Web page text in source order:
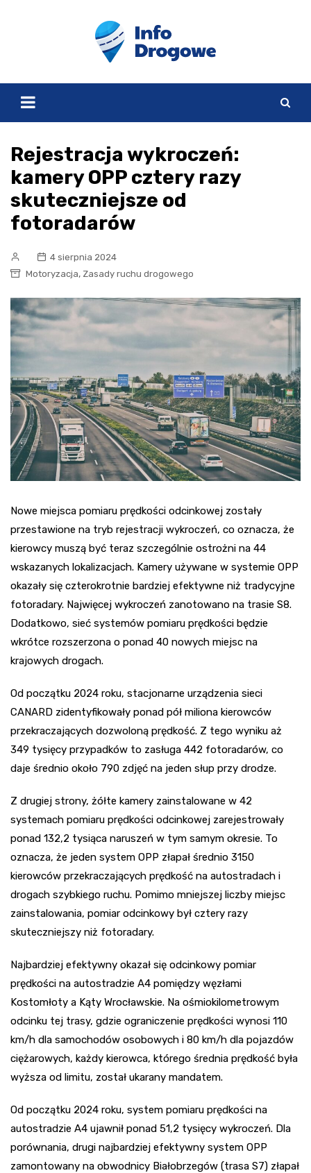
Rejestracja wykroczeń:
kamery OPP cztery razy
skuteczniejsze od
fotoradarów
4 sierpnia 2024
Motoryzacja, Zasady ruchu drogowego
Nowe miejsca pomiaru prędkości odcinkowej zostały
przestawione na tryb rejestracji wykroczeń, co oznacza, że
kierowcy muszą być teraz szczególnie ostrożni na 44
wskazanych lokalizacjach. Kamery używane w systemie OPP
okazały się czterokrotnie bardziej efektywne niż tradycyjne
fotoradary. Najwięcej wykroczeń zanotowano na trasie S8.
Dodatkowo, sieć systemów pomiaru prędkości będzie
wkrótce rozszerzona o ponad 40 nowych miejsc na
krajowych drogach.
Od początku 2024 roku, stacjonarne urządzenia sieci
CANARD zidentyfikowały ponad pół miliona kierowców
przekraczających dozwoloną prędkość. Z tego wyniku aż
349 tysięcy przypadków to zasługa 442 fotoradarów, co
daje średnio około 790 zdjęć na jeden słup przy drodze.
Z drugiej strony, żółte kamery zainstalowane w 42
systemach pomiaru prędkości odcinkowej zarejestrowały
ponad 132,2 tysiąca naruszeń w tym samym okresie. To
oznacza, że jeden system OPP złapał średnio 3150
kierowców przekraczających prędkość na autostradach i
drogach szybkiego ruchu. Pomimo mniejszej liczby miejsc
zainstalowania, pomiar odcinkowy był cztery razy
skuteczniejszy niż fotoradary.
Najbardziej efektywny okazał się odcinkowy pomiar
prędkości na autostradzie A4 pomiędzy węzłami
Kostomłoty a Kąty Wrocławskie. Na ośmiokilometrowym
odcinku tej trasy, gdzie ograniczenie prędkości wynosi 110
km/h dla samochodów osobowych i 80 km/h dla pojazdów
ciężarowych, każdy kierowca, którego średnia prędkość była
wyższa od limitu, został ukarany mandatem.
Od początku 2024 roku, system pomiaru prędkości na
autostradzie A4 ujawnił ponad 51,2 tysięcy wykroczeń. Dla
porównania, drugi najbardziej efektywny system OPP
zamontowany na obwodnicy Białobrzegów (trasa S7) złapał